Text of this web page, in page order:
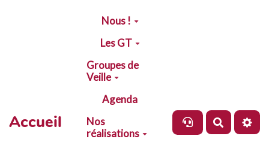
Aller au contenu principal
Accueil
Nous !
Les GT
Groupes de
Veille
Agenda
Nos
réalisations